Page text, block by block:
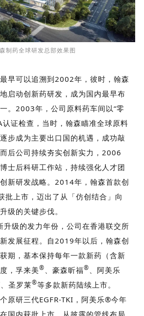
制药全球研发总部效果图
早可以追溯到2002年，彼时，翰森
启动创新药研发，成为国内最早布
。 2003年，公司原料药车间以“零
认证检查，当时，翰森瞄准全球原料
步成为主要出口国的机遇，成功敲
后公司持续夯实创新实力， 2006
士后科研工作站，持续强化人才团
新研发战略。 2014年，翰森首款创
批上市，迈出了从「仿创结合」向
级的关键步伐。
升级的发力年份，公司在香港联交所
发展征程。自2019年以后，翰森创
期，基本保持每年一款新药（含新
，孚来美® 、豪森昕福® 、阿美乐
、圣罗莱®等多款新药陆续上市。
原研三代EGFR-TKI ，阿美乐®今年
国内获批上市。从披露的管线布局